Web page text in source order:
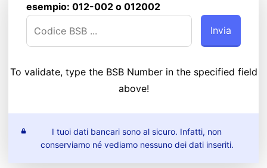
esempio: 012-002 o 012002
To validate, type the BSB Number in the specified field
above!
I tuoi dati bancari sono al sicuro. Infatti, non
conserviamo né vediamo nessuno dei dati inseriti.